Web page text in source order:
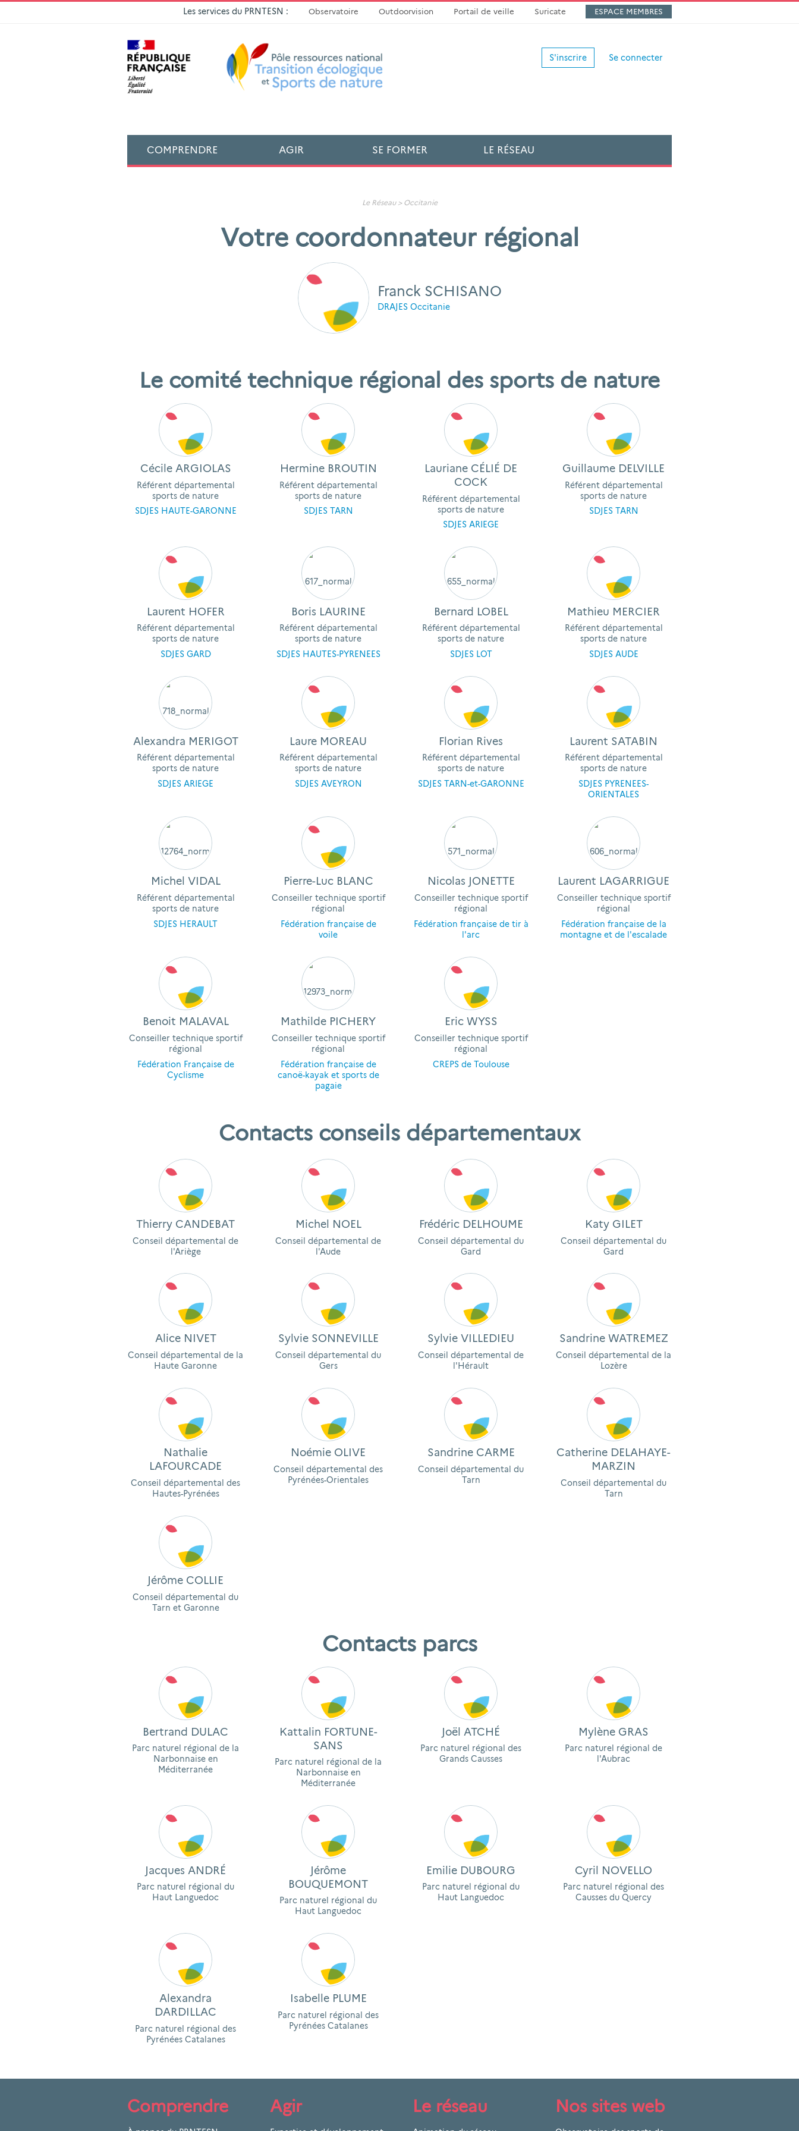
Les services du PRNTESN : Observatoire Outdoorvision Portail de veille Suricate ESPACE MEMBRES
S'inscrire Se connecter
COMPRENDRE AGIR SE FORMER LE RÉSEAU
Le Réseau > Occitanie
Votre coordonnateur régional
Franck SCHISANO
DRAJES Occitanie
Le comité technique régional des sports de nature
Cécile ARGIOLAS
Référent départemental
sports de nature
SDJES HAUTE-GARONNE
Hermine BROUTIN
Référent départemental
sports de nature
SDJES TARN
Lauriane CÉLIÉ DE
COCK
Référent départemental
sports de nature
SDJES ARIEGE
Guillaume DELVILLE
Référent départemental
sports de nature
SDJES TARN
Laurent HOFER
Référent départemental
sports de nature
SDJES GARD
Boris LAURINE
Référent départemental
sports de nature
SDJES HAUTES-PYRENEES
Bernard LOBEL
Référent départemental
sports de nature
SDJES LOT
Mathieu MERCIER
Référent départemental
sports de nature
SDJES AUDE
Alexandra MERIGOT
Référent départemental
sports de nature
SDJES ARIEGE
Laure MOREAU
Référent départemental
sports de nature
SDJES AVEYRON
Florian Rives
Référent départemental
sports de nature
SDJES TARN-et-GARONNE
Laurent SATABIN
Référent départemental
sports de nature
SDJES PYRENEES-
ORIENTALES
Michel VIDAL
Référent départemental
sports de nature
SDJES HERAULT
Pierre-Luc BLANC
Conseiller technique sportif
régional
Fédération française de
voile
Nicolas JONETTE
Conseiller technique sportif
régional
Fédération française de tir à
l'arc
Laurent LAGARRIGUE
Conseiller technique sportif
régional
Fédération française de la
montagne et de l'escalade
Benoit MALAVAL
Conseiller technique sportif
régional
Fédération Française de
Cyclisme
Mathilde PICHERY
Conseiller technique sportif
régional
Fédération française de
canoë-kayak et sports de
pagaie
Eric WYSS
Conseiller technique sportif
régional
CREPS de Toulouse
Contacts conseils départementaux
Thierry CANDEBAT
Conseil départemental de
l'Ariège
Michel NOEL
Conseil départemental de
l'Aude
Frédéric DELHOUME
Conseil départemental du
Gard
Katy GILET
Conseil départemental du
Gard
Alice NIVET
Conseil départemental de la
Haute Garonne
Sylvie SONNEVILLE
Conseil départemental du
Gers
Sylvie VILLEDIEU
Conseil départemental de
l'Hérault
Sandrine WATREMEZ
Conseil départemental de la
Lozère
Nathalie
LAFOURCADE
Conseil départemental des
Hautes-Pyrénées
Noémie OLIVE
Conseil départemental des
Pyrénées-Orientales
Sandrine CARME
Conseil départemental du
Tarn
Catherine DELAHAYE-
MARZIN
Conseil départemental du
Tarn
Jérôme COLLIE
Conseil départemental du
Tarn et Garonne
Contacts parcs
Bertrand DULAC
Parc naturel régional de la
Narbonnaise en
Méditerranée
Kattalin FORTUNE-
SANS
Parc naturel régional de la
Narbonnaise en
Méditerranée
Joël ATCHÉ
Parc naturel régional des
Grands Causses
Mylène GRAS
Parc naturel régional de
l'Aubrac
Jacques ANDRÉ
Parc naturel régional du
Haut Languedoc
Jérôme
BOUQUEMONT
Parc naturel régional du
Haut Languedoc
Emilie DUBOURG
Parc naturel régional du
Haut Languedoc
Cyril NOVELLO
Parc naturel régional des
Causses du Quercy
Alexandra
DARDILLAC
Parc naturel régional des
Pyrénées Catalanes
Isabelle PLUME
Parc naturel régional des
Pyrénées Catalanes
Comprendre Agir Le réseau Nos sites web